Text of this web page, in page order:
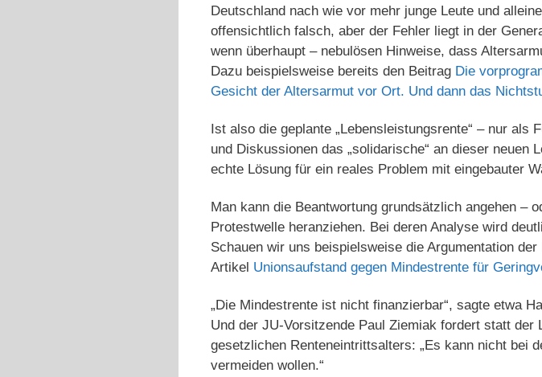
Deutschland nach wie vor mehr junge Leute und
offensichtlich falsch, aber der Fehler liegt in der
wenn überhaupt – nebulösen Hinweise, dass
Dazu beispielsweise bereits den Beitrag Die
Gesicht der Altersarmut vor Ort. Und dann das
Ist also die geplante „Lebensleistungsrente“ – nur
und Diskussionen das „solidarische“ an dieser neuen
echte Lösung für ein reales Problem mit eingebauter
Man kann die Beantwortung grundsätzlich angehen –
Protestwelle heranziehen. Bei deren Analyse wird
Schauen wir uns beispielsweise die Argumentation
Artikel Unionsaufstand gegen Mindestrente für
„Die Mindestrente ist nicht finanzierbar“, sagte etwa
Und der JU-Vorsitzende Paul Ziemiak fordert statt der
gesetzlichen Renteneintrittsalters: „Es kann nicht bei
vermeiden wollen.“